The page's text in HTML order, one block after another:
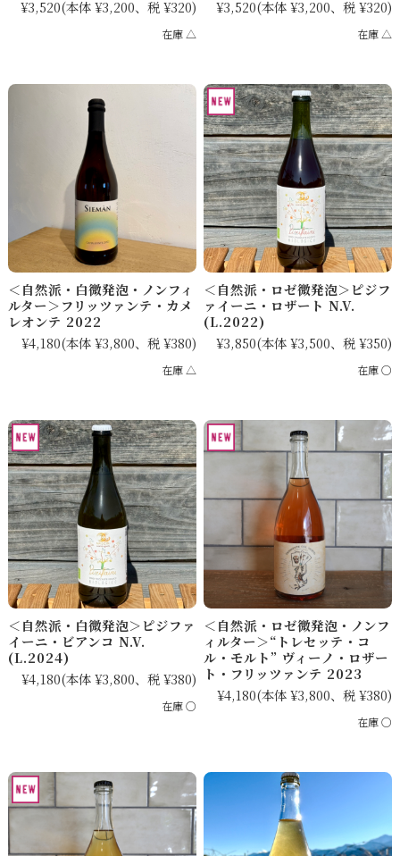
¥3,520(本体 ¥3,200、税 ¥320)
在庫 △
¥3,520(本体 ¥3,200、税 ¥320)
在庫 △
＜自然派・白微発泡・ノンフィ
ルター＞フリッツァンテ・カメ
レオンテ 2022
¥4,180(本体 ¥3,800、税 ¥380)
在庫 △
＜自然派・ロゼ微発泡＞ピジフ
ァイーニ・ロザート N.V.
(L.2022)
¥3,850(本体 ¥3,500、税 ¥350)
在庫 ○
＜自然派・白微発泡＞ピジファ
イーニ・ビアンコ N.V.
(L.2024)
¥4,180(本体 ¥3,800、税 ¥380)
在庫 ○
＜自然派・ロゼ微発泡・ノンフ
ィルター＞“トレセッテ・コ
ル・モルト” ヴィーノ・ロザー
ト・フリッツァンテ 2023
¥4,180(本体 ¥3,800、税 ¥380)
在庫 ○